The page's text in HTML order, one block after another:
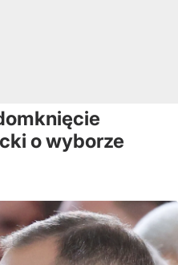
o wyborze